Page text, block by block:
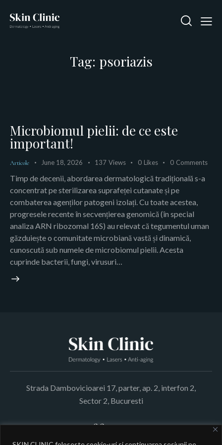
Tag: psoriazis
Microbiomul pielii: de ce este
important!
Articole June 18, 2026 137 Views 0 Likes 0 Comments
Timp de decenii, abordarea dermatologică tradițională s-a
concentrat pe sterilizarea suprafeței cutanate și pe
combaterea agenților patogeni izolați. Cu toate acestea,
progresele recente în secvențierea genomică (în special
analiza ARN ribozomal 16S) au relevat că tegumentul uman
găzduiește o comunitate microbiană vastă și dinamică,
cunoscută sub numele de microbiomul pielii. Acesta
cuprinde bacterii, fungi, virusuri…
Strada Dambovicioarei 17, parter, ap. 2, interfon 2,
Sector 2, Bucuresti
0788.112.299
office@skinclinic.ro